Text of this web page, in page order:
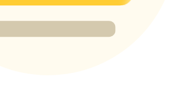
Staking | Daily Rewards